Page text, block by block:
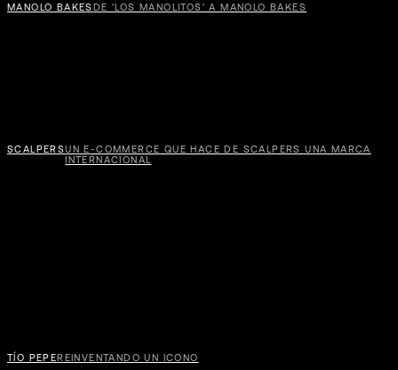
TÍO PEPEREINVENTANDO UN ICONO
MANOLO BAKESDE 'LOS MANOLITOS' A MANOLO BAKES
SCALPERSUN E-COMMERCE QUE HACE DE SCALPERS UNA MARCA
INTERNACIONAL